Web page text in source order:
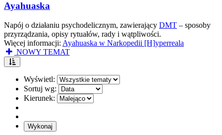
Ayahuaska
Napój o działaniu psychodelicznym, zawierający DMT – sposoby
przyrządzania, opisy rytuałów, rady i wątpliwości.
Więcej informacji: Ayahuaska w Narkopedii [H]yperreala
NOWY TEMAT
Wyświetl:
Sortuj wg:
Kierunek: